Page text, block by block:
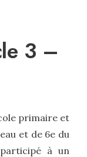
3 –
primaire et
et de 6e du
participé à un